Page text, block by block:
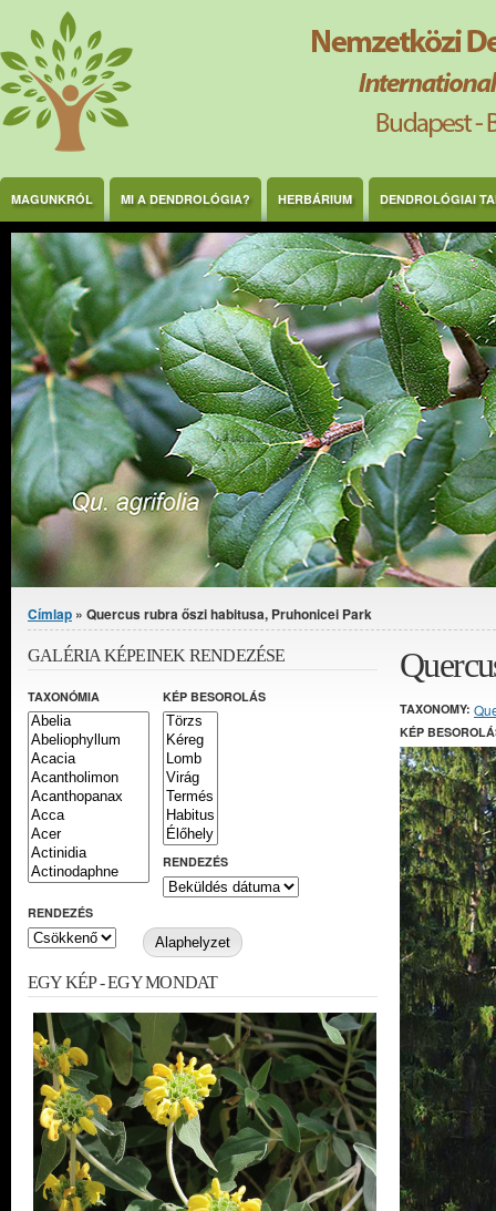
Ugrás a tartalomra
MAGUNKRÓL MI A DENDROLÓGIA? HERBÁRIUM DENDROLÓGIAI
Jelenlegi hely
Címlap » Quercus rubra őszi habitusa, Pruhonicei Park
TAXONOMY:
KÉP
GALÉRIA KÉPEINEK RENDEZÉSE
TAXONÓMIA KÉP BESOROLÁS
RENDEZÉS
RENDEZÉS
EGY KÉP - EGY MONDAT